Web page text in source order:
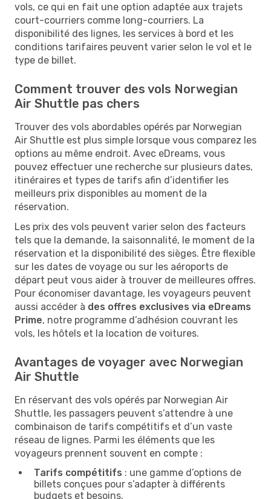
vols, ce qui en fait une option adaptée aux trajets
court-courriers comme long-courriers. La
disponibilité des lignes, les services à bord et les
conditions tarifaires peuvent varier selon le vol et le
type de billet.
Comment trouver des vols Norwegian
Air Shuttle pas chers
Trouver des vols abordables opérés par Norwegian
Air Shuttle est plus simple lorsque vous comparez les
options au même endroit. Avec eDreams, vous
pouvez effectuer une recherche sur plusieurs dates,
itinéraires et types de tarifs afin d’identifier les
meilleurs prix disponibles au moment de la
réservation.
Les prix des vols peuvent varier selon des facteurs
tels que la demande, la saisonnalité, le moment de la
réservation et la disponibilité des sièges. Être flexible
sur les dates de voyage ou sur les aéroports de
départ peut vous aider à trouver de meilleures offres.
Pour économiser davantage, les voyageurs peuvent
aussi accéder à des offres exclusives via eDreams
Prime, notre programme d’adhésion couvrant les
vols, les hôtels et la location de voitures.
Avantages de voyager avec Norwegian
Air Shuttle
En réservant des vols opérés par Norwegian Air
Shuttle, les passagers peuvent s’attendre à une
combinaison de tarifs compétitifs et d’un vaste
réseau de lignes. Parmi les éléments que les
voyageurs prennent souvent en compte :
Tarifs compétitifs : une gamme d’options de
billets conçues pour s’adapter à différents
budgets et besoins.